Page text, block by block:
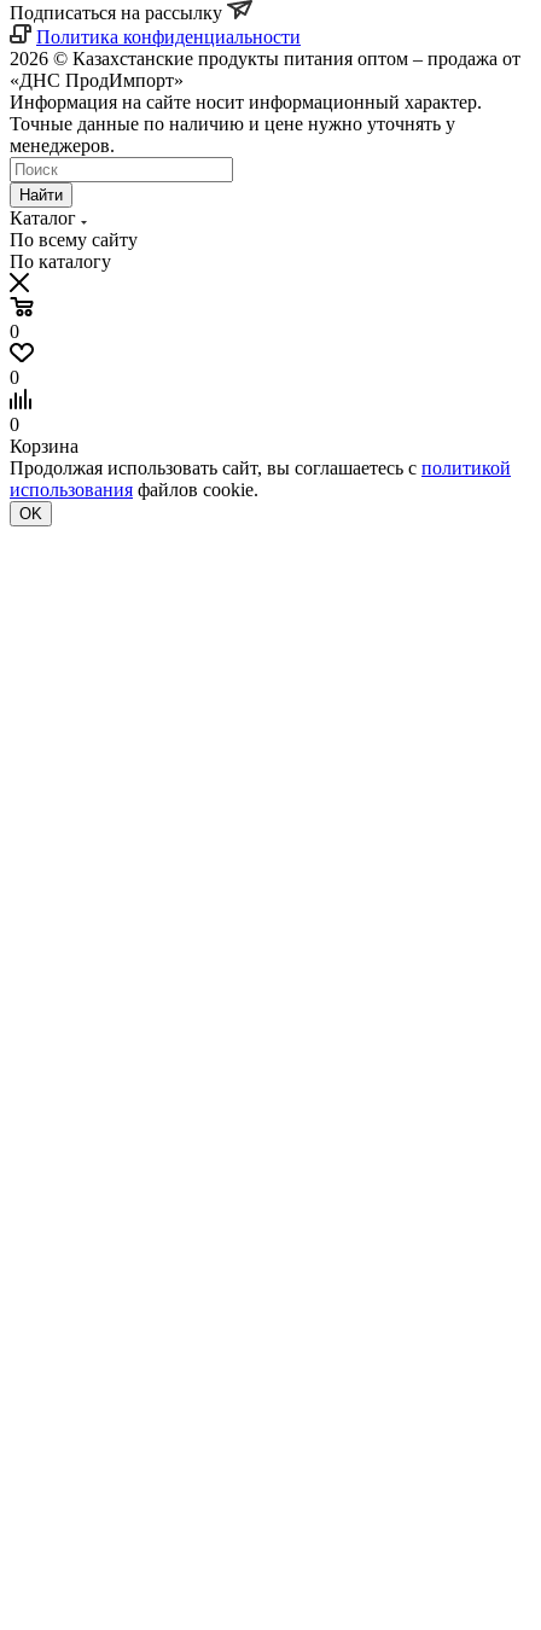
Подписаться на рассылку
Политика конфиденциальности
2026 © Казахстанские продукты питания оптом – продажа от
«ДНС ПродИмпорт»
Информация на сайте носит информационный характер.
Точные данные по наличию и цене нужно уточнять у
менеджеров.
Найти
Каталог
По всему сайту
По каталогу
0
0
0
Корзина
Продолжая использовать сайт, вы соглашаетесь с политикой
использования файлов cookie.
OK